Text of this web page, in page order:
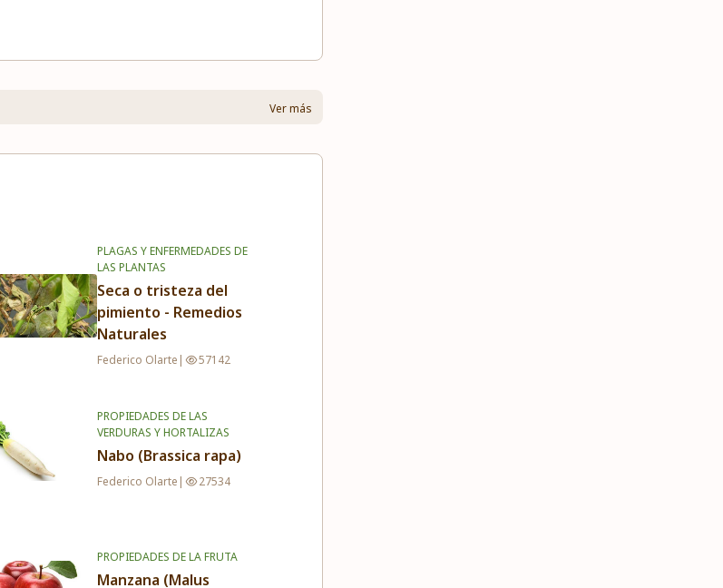
Ver más
PLAGAS Y ENFERMEDADES DE
LAS PLANTAS
Seca o tristeza del
pimiento - Remedios
Naturales
Federico Olarte | 57142
PROPIEDADES DE LAS
VERDURAS Y HORTALIZAS
Nabo (Brassica rapa)
Federico Olarte | 27534
PROPIEDADES DE LA FRUTA
Manzana (Malus